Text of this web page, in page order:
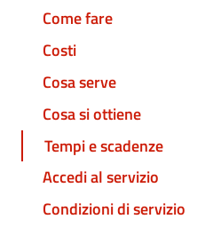
Come fare
Costi
Cosa serve
Cosa si ottiene
Tempi e scadenze
Accedi al servizio
Condizioni di servizio